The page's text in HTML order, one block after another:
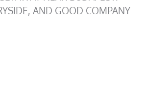
AND GOOD COMPANY